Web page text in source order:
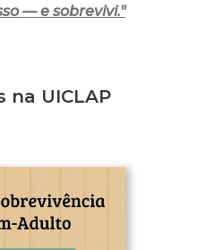
— e sobrevivi."
na UICLAP